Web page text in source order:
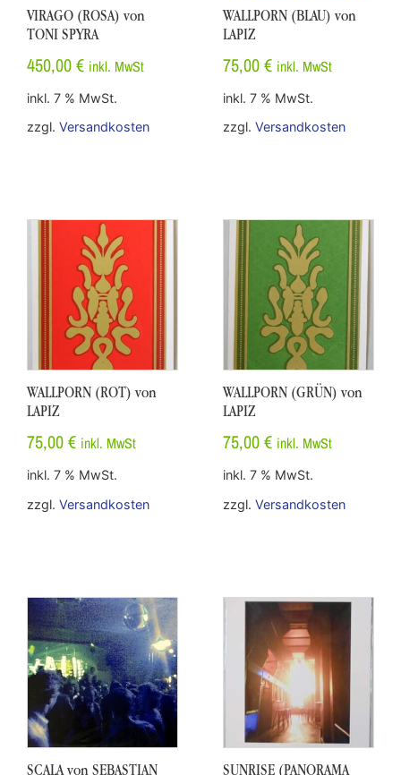
VIRAGO (ROSA) von
TONI SPYRA
450,00€ inkl. MwSt
inkl. 7 % MwSt.
zzgl. Versandkosten
WALLPORN (BLAU) von
LAPIZ
75,00€ inkl. MwSt
inkl. 7 % MwSt.
zzgl. Versandkosten
WALLPORN (ROT) von
LAPIZ
75,00€ inkl. MwSt
inkl. 7 % MwSt.
zzgl. Versandkosten
WALLPORN (GRÜN) von
LAPIZ
75,00€ inkl. MwSt
inkl. 7 % MwSt.
zzgl. Versandkosten
SCALA von SEBASTIAN SUNRISE (PANORAMA